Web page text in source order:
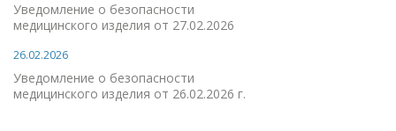
Уведомление о безопасности
медицинского изделия от 27.02.2026
26.02.2026
Уведомление о безопасности
медицинского изделия от 26.02.2026 г.